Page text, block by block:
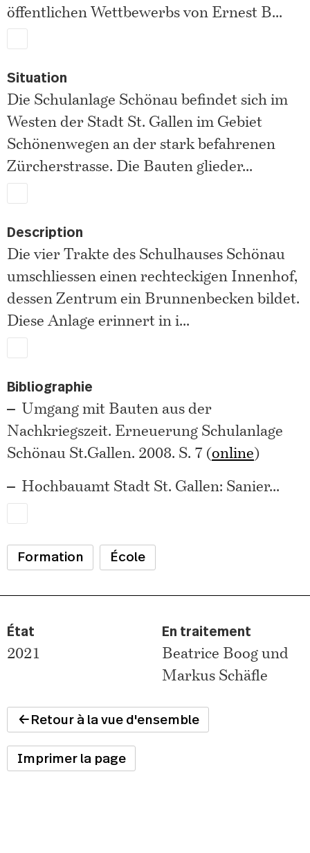
öffentlichen Wettbewerbs von Ernest B...
Situation
Die Schulanlage Schönau befindet sich im
Westen der Stadt St. Gallen im Gebiet
Schönenwegen an der stark befahrenen
Zürcherstrasse. Die Bauten glieder...
Description
Die vier Trakte des Schulhauses Schönau
umschliessen einen rechteckigen Innenhof,
dessen Zentrum ein Brunnenbecken bildet.
Diese Anlage erinnert in i...
Bibliographie
Umgang mit Bauten aus der
Nachkriegszeit. Erneuerung Schulanlage
Schönau St.Gallen. 2008. S. 7 (online)
Hochbauamt Stadt St. Gallen: Sanier...
Formation École
État
2021
En traitement
Beatrice Boog und
Markus Schäfle
Retour à la vue d'ensemble
Imprimer la page